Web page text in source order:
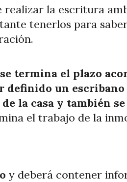
realizar la escritura
tenerlos para
termina el plazo
un
la casa y también
el trabajo de la
y deberá contener